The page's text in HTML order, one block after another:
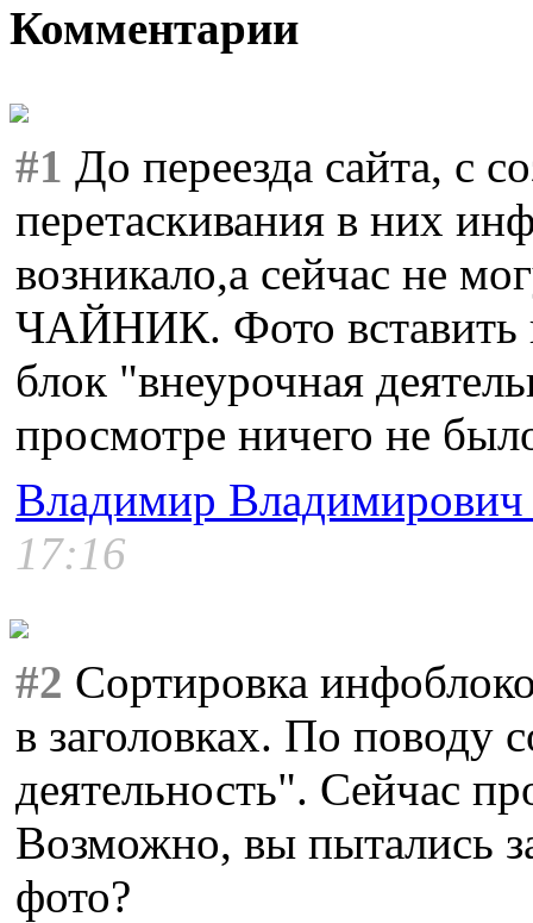
Комментарии
#1 До переезда сайта, с
перетаскивания в них
возникало,а сейчас не
ЧАЙНИК. Фото вставить
блок "внеурочная
просмотре ничего не
Владимир
17:16
#2 Сортировка
в заголовках. По поводу
деятельность". Сейчас
Возможно, вы пытались
фото?